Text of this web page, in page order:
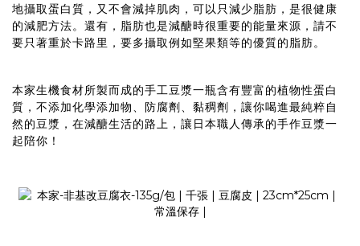
地攝取蛋白質，又不會減掉肌肉，可以只減少脂肪，是很健康
的減肥方法。還有，脂肪也是減醣時很重要的能量來源，請不
要只著重於卡路里，要多攝取例如堅果類等的優質的脂肪。
本家生機食材所製而成的手工豆漿一瓶含有豐富的植物性蛋白
質，不添加化學添加物、防腐劑、黏稠劑，讓你喝進最純粹自
然的豆漿，在減醣生活的路上，讓日本職人傳承的手作豆漿一
起陪你！